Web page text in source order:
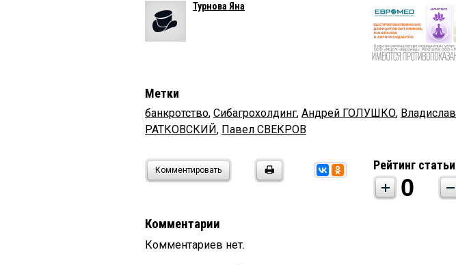
Турнова Яна
Метки
банкротство, Сибагрохолдинг, Андрей ГОЛУШКО, Владислав
РАТКОВСКИЙ, Павел СВЕКРОВ
Комментировать Рейтинг статьи
0
Комментарии
Комментариев нет.